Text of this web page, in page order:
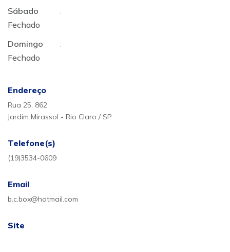
Sábado
:
Fechado
Domingo
:
Fechado
Endereço
Rua 25, 862
Jardim Mirassol - Rio Claro / SP
Telefone(s)
(19)3534-0609
Email
b.c.box@hotmail.com
Site